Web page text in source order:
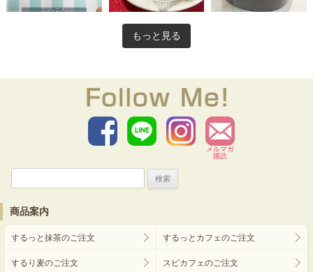
もっと見る
メルマガ
購読
商品案内
するっと抹茶のご注文 するっとカフェのご注文
するり麦のご注文 スピカフェのご注文